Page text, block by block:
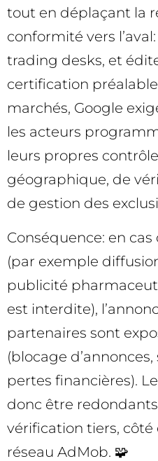
tout en déplaçant la
conformité vers
trading desks, et
certification
marchés, Google
les acteurs
leurs propres
géographique, de
de gestion des
Conséquence: en
(par exemple
publicité
est interdite),
partenaires sont
(blocage
pertes financières).
donc être
vérification tiers,
réseau AdMob. 🧩